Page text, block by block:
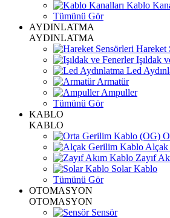
Kablo
Tümünü Gör
AYDINLATMA
AYDINLATMA
Hareket
Işıldak
Led
Armatür
Ampuller
Tümünü Gör
KABLO
KABLO
Zayıf
Solar Kablo
Tümünü Gör
OTOMASYON
OTOMASYON
Sensör